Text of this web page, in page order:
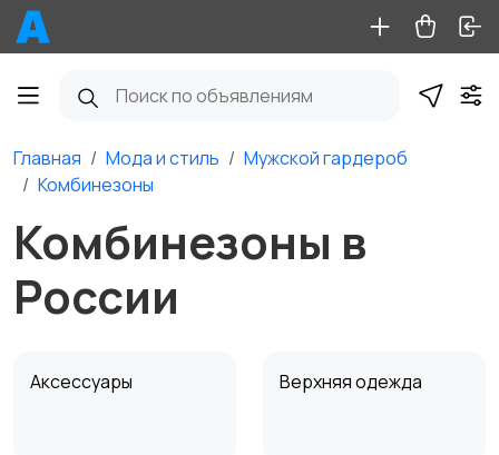
Главная Мода и стиль
Мужской гардероб
Комбинезоны
Комбинезоны в
России
Аксессуары Верхняя одежда